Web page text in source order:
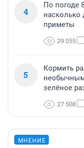
4
По погоде
приметы
29 055
5
Кормить
необычным
зелёное
27 508
МНЕНИЕ